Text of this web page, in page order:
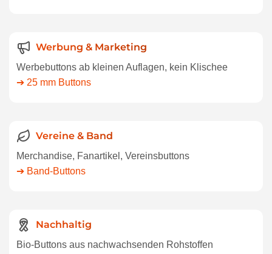
Werbung & Marketing
Werbebuttons ab kleinen Auflagen, kein Klischee
➔ 25 mm Buttons
Vereine & Band
Merchandise, Fanartikel, Vereinsbuttons
➔ Band-Buttons
Nachhaltig
Bio-Buttons aus nachwachsenden Rohstoffen